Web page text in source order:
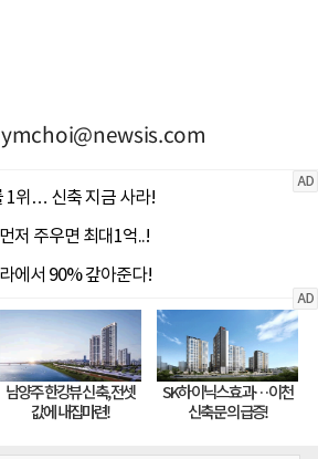
ymchoi@newsis.com